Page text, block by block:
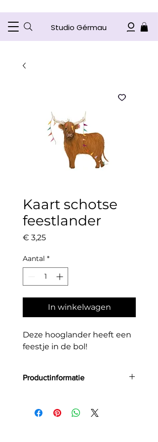
Studio Gérmau
Kaart schotse
feestlander
€ 3,25Prijs
Aantal *
In winkelwagen
Deze hooglander heeft een
feestje in de bol!
Productinformatie
Materiaal: